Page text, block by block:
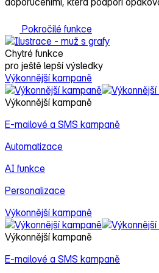
Pokročilé funkce
Chytré funkce
pro ještě lepší výsledky
Výkonnější kampaně
Výkonnější kampaně
E‑mailové a SMS kampaně
Automatizace
AI funkce
Personalizace
Výkonnější kampaně
Výkonnější kampaně
E‑mailové a SMS kampaně